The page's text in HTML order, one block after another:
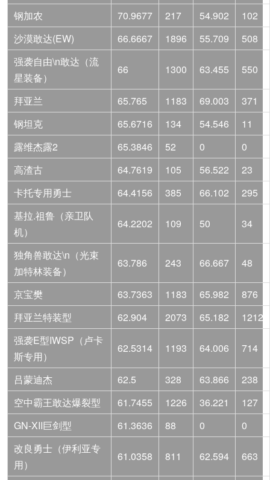
钢加农
70.9677 217 54.902
102
沙漠敢达(EW)
66.6667 1896 55.709
508
强袭自由\n敢达（流
星装备）
66 1300 63.455 550
拜亚兰 65.765 1183 69.003
371
钢坦克
65.6716 134 54.546
11
露维杰露2
65.3846 52 0
0
高渣古
64.7619 105 56.522
23
卡托专用勇士
64.4156 385 66.102
295
基拉.祖鲁（亲卫队
机）
64.2202 109 50 34
独角兽敢达\n（光束
加特林装备）
63.786 243 66.667 48
京宝樊 63.7363 1183 65.982
876
拜亚兰特装型
62.904 2073 65.182
1212
强袭E型IWSP（卢卡
斯专用）
62.5314 1193 64.006 714
吕蒙迪杰 62.5 328 63.866
238
空中霸王敢达爆裂型
61.7455 1226 36.221
127
GN-XII巨剑型
61.3636 88 0
0
改良勇士（伊利亚专
用）
61.0358 811 62.594 663